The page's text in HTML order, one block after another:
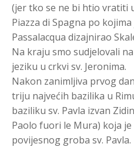
(jer tko se ne bi htio vratiti
Piazza di Spagna po
Passalacqua dizajnirao
Na kraju smo sudjelovali
jeziku u crkvi sv. Jeronima.
Nakon zanimljiva prvog
triju najvećih bazilika u
baziliku sv. Pavla izvan
Paolo fuori le Mura) koja
povijesnog groba sv.